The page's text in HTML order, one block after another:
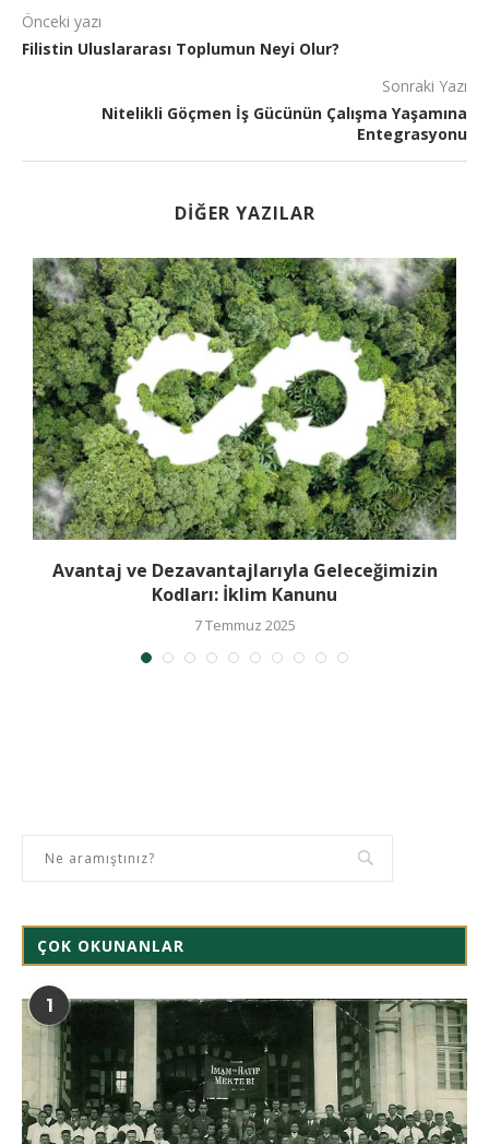
Önceki yazı
Filistin Uluslararası Toplumun Neyi Olur?
Sonraki Yazı
Nitelikli Göçmen İş Gücünün Çalışma Yaşamına
Entegrasyonu
DIĞER YAZILAR
Avantaj ve Dezavantajlarıyla Geleceğimizin
Kodları: İklim Kanunu
7 Temmuz 2025
ÇOK OKUNANLAR
1